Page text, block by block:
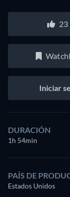
23
Iniciar
DURACIÓN
1h 54min
PAÍS DE
Estados Unidos